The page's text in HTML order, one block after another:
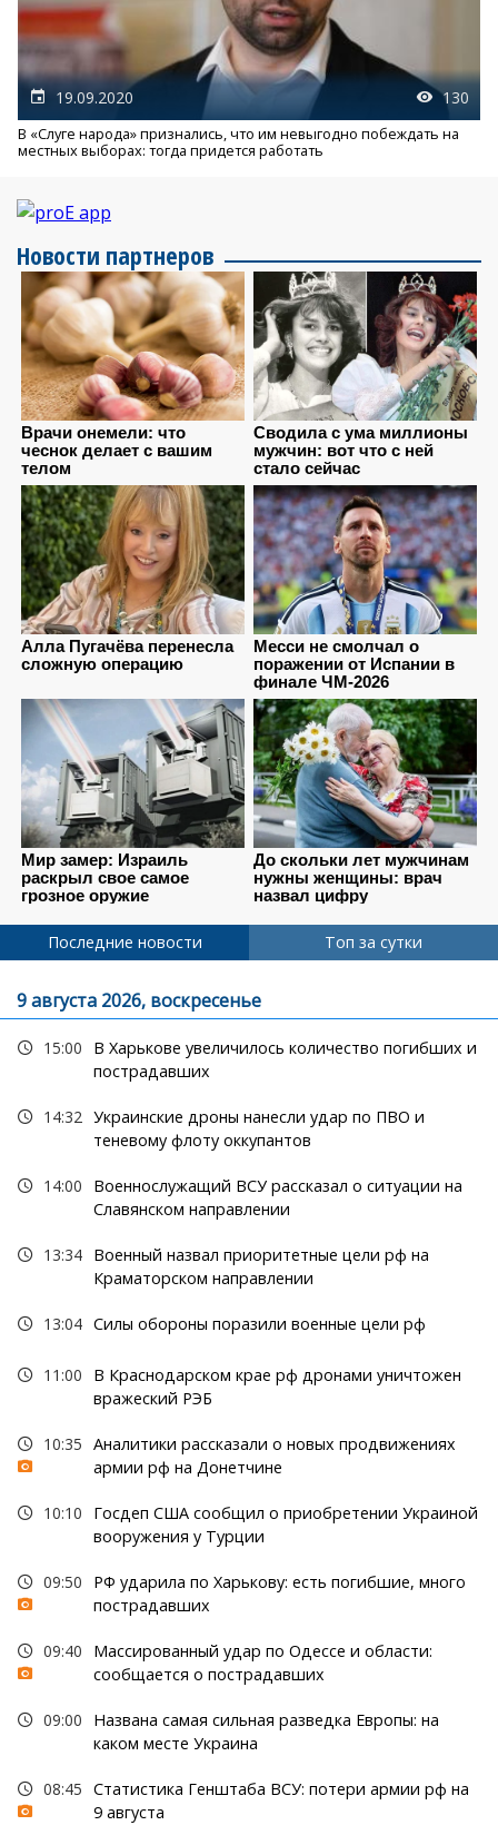
19.09.2020 130
В «Слуге народа» признались, что им невыгодно побеждать на
местных выборах: тогда придется работать
Новости партнеров
Последние новости Топ за сутки
9 августа 2026, воскресенье
15:00
В Харькове увеличилось количество погибших и
пострадавших
14:32 Украинские дроны нанесли удар по ПВО и
теневому флоту оккупантов
14:00
Военнослужащий ВСУ рассказал о ситуации на
Славянском направлении
13:34 Военный назвал приоритетные цели рф на
Краматорском направлении
13:04 Силы обороны поразили военные цели рф
11:00
В Краснодарском крае рф дронами уничтожен
вражеский РЭБ
10:35 Аналитики рассказали о новых продвижениях
армии рф на Донетчине
10:10
Госдеп США сообщил о приобретении Украиной
вооружения у Турции
09:50
РФ ударила по Харькову: есть погибшие, много
пострадавших
09:40
Массированный удар по Одессе и области:
сообщается о пострадавших
09:00
Названа самая сильная разведка Европы: на
каком месте Украина
08:45 Статистика Генштаба ВСУ: потери армии рф на
9 августа